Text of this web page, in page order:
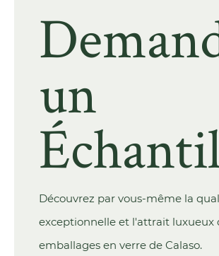
un
Découvrez par vous-même la
exceptionnelle et l'attrait luxueux
emballages en verre de Calaso.